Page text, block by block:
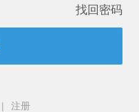
找回密码
|
注册